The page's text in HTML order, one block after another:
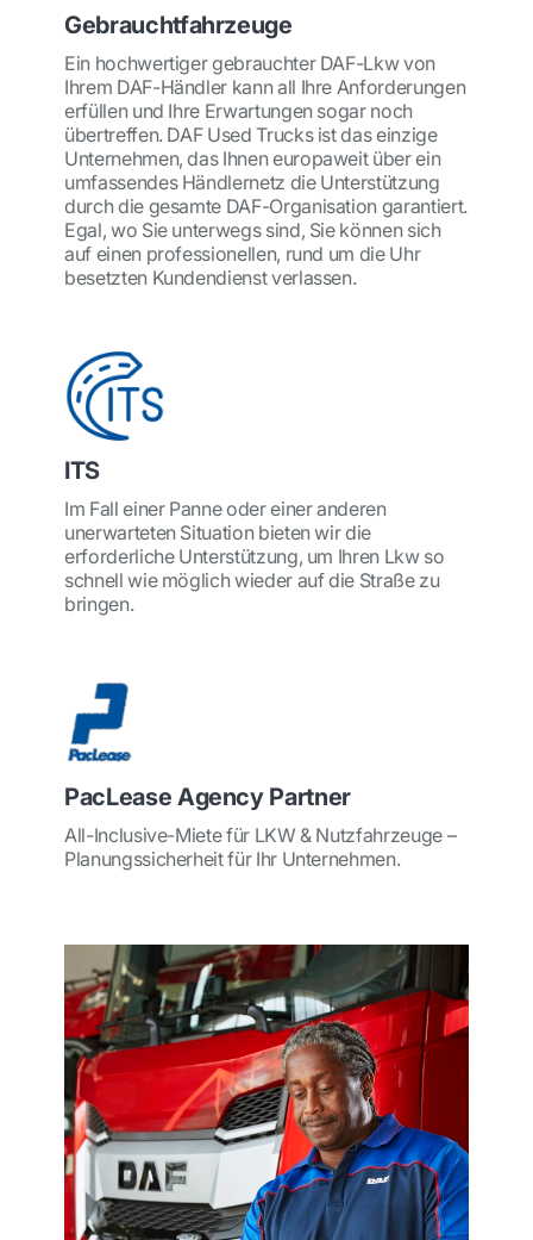
Gebrauchtfahrzeuge
Ein hochwertiger gebrauchter DAF-Lkw von
Ihrem DAF-Händler kann all Ihre Anforderungen
erfüllen und Ihre Erwartungen sogar noch
übertreffen. DAF Used Trucks ist das einzige
Unternehmen, das Ihnen europaweit über ein
umfassendes Händlernetz die Unterstützung
durch die gesamte DAF-Organisation garantiert.
Egal, wo Sie unterwegs sind, Sie können sich
auf einen professionellen, rund um die Uhr
besetzten Kundendienst verlassen.
ITS
Im Fall einer Panne oder einer anderen
unerwarteten Situation bieten wir die
erforderliche Unterstützung, um Ihren Lkw so
schnell wie möglich wieder auf die Straße zu
bringen.
PacLease Agency Partner
All-Inclusive-Miete für LKW & Nutzfahrzeuge –
Planungssicherheit für Ihr Unternehmen.